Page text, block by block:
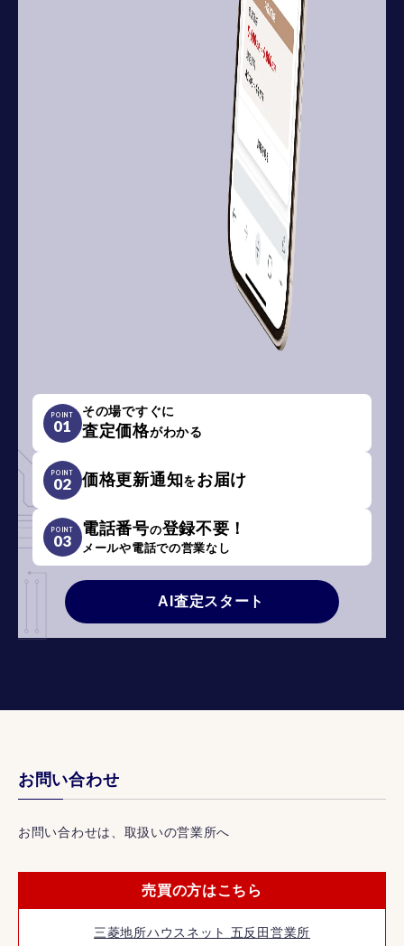
POINT
01
その場ですぐに
査定価格がわかる
POINT
02 価格更新通知をお届け
POINT
03
電話番号の登録不要！
メールや電話での営業なし
AI査定スタート
お問い合わせ
お問い合わせは、取扱いの営業所へ
売買の方はこちら
三菱地所ハウスネット 五反田営業所